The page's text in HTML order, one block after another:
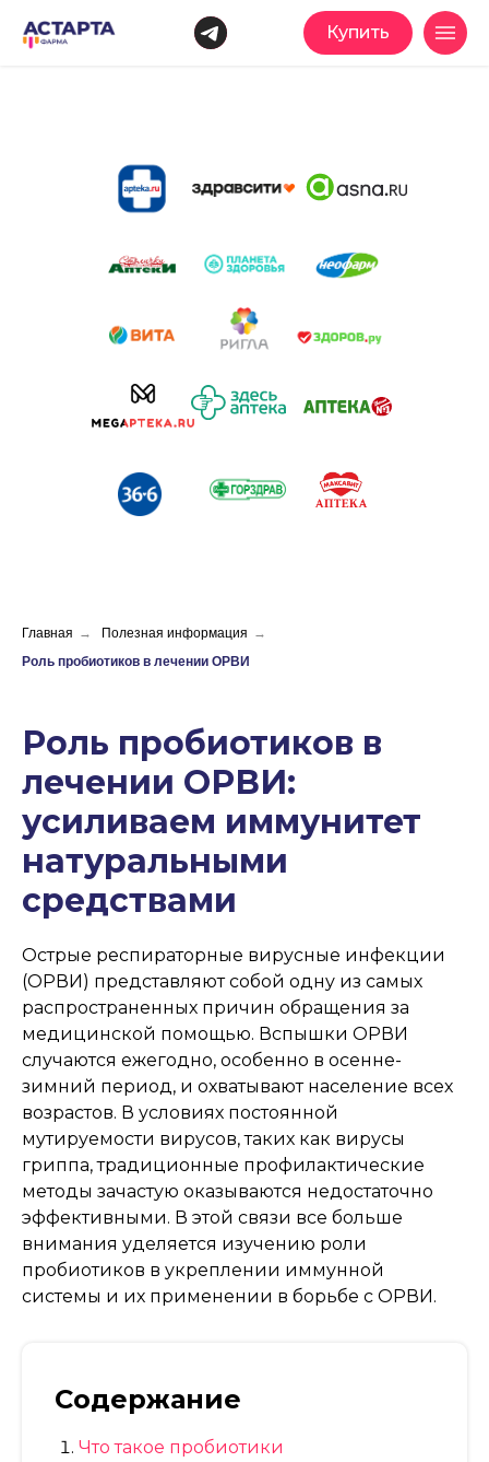
Купить
Главная → Полезная информация →
Роль пробиотиков в лечении ОРВИ
Роль пробиотиков в
лечении ОРВИ:
усиливаем иммунитет
натуральными
средствами
Острые респираторные вирусные инфекции
(ОРВИ) представляют собой одну из самых
распространенных причин обращения за
медицинской помощью. Вспышки ОРВИ
случаются ежегодно, особенно в осенне-
зимний период, и охватывают население всех
возрастов. В условиях постоянной
мутируемости вирусов, таких как вирусы
гриппа, традиционные профилактические
методы зачастую оказываются недостаточно
эффективными. В этой связи все больше
внимания уделяется изучению роли
пробиотиков в укреплении иммунной
системы и их применении в борьбе с ОРВИ.
Содержание
Что такое пробиотики